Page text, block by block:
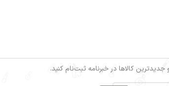
کالاها در خبرنامه ثبت‌نام کنید.